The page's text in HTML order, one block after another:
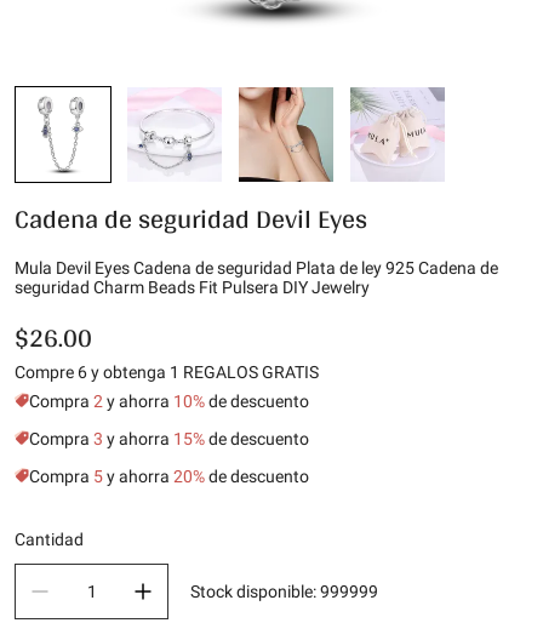
Cadena de seguridad Devil Eyes
Mula Devil Eyes Cadena de seguridad Plata de ley 925 Cadena de
seguridad Charm Beads Fit Pulsera DIY Jewelry
$26.00
Compre 6 y obtenga 1 REGALOS GRATIS
Compra 2 y ahorra 10%de descuento
Compra 3 y ahorra 15%de descuento
Compra 5y ahorra 20%de descuento
Cantidad
Stock disponible:999999